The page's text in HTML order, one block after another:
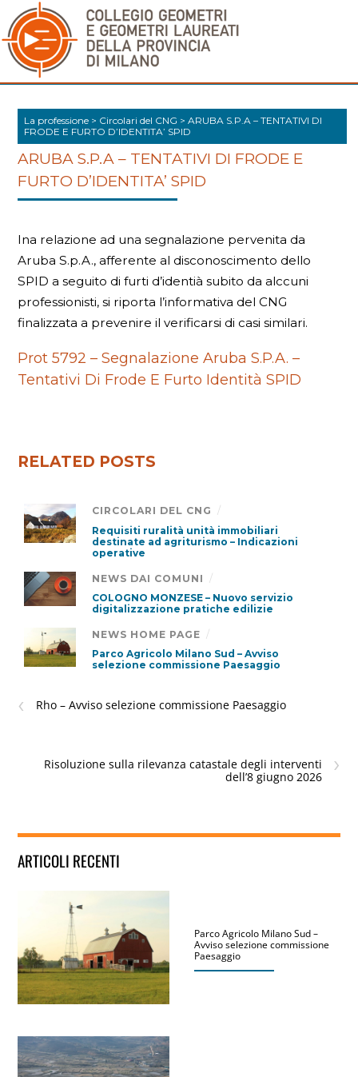
La professione > Circolari del CNG >ARUBA S.P.A – TENTATIVI DI
FRODE E FURTO D’IDENTITA’ SPID
ARUBA S.P.A – TENTATIVI DI FRODE E
FURTO D’IDENTITA’ SPID
Ina relazione ad una segnalazione pervenita da
Aruba S.p.A., afferente al disconoscimento dello
SPID a seguito di furti d’identià subito da alccuni
professionisti, si riporta l’informativa del CNG
finalizzata a prevenire il verificarsi di casi similari.
Prot 5792 – Segnalazione Aruba S.p.A. –
Tentativi Di Frode E Furto Identità SPID
RELATED POSTS
CIRCOLARI DEL CNG /
Requisiti ruralità unità immobiliari
destinate ad agriturismo – Indicazioni
operative
NEWS DAI COMUNI
/
COLOGNO MONZESE – Nuovo servizio
digitalizzazione pratiche edilizie
NEWS HOME PAGE /
Parco Agricolo Milano Sud – Avviso
selezione commissione Paesaggio
‹ Rho – Avviso selezione commissione Paesaggio
›
Risoluzione sulla rilevanza catastale degli interventi
dell’8 giugno 2026
ARTICOLI RECENTI
Parco Agricolo Milano Sud –
Avviso selezione commissione
Paesaggio